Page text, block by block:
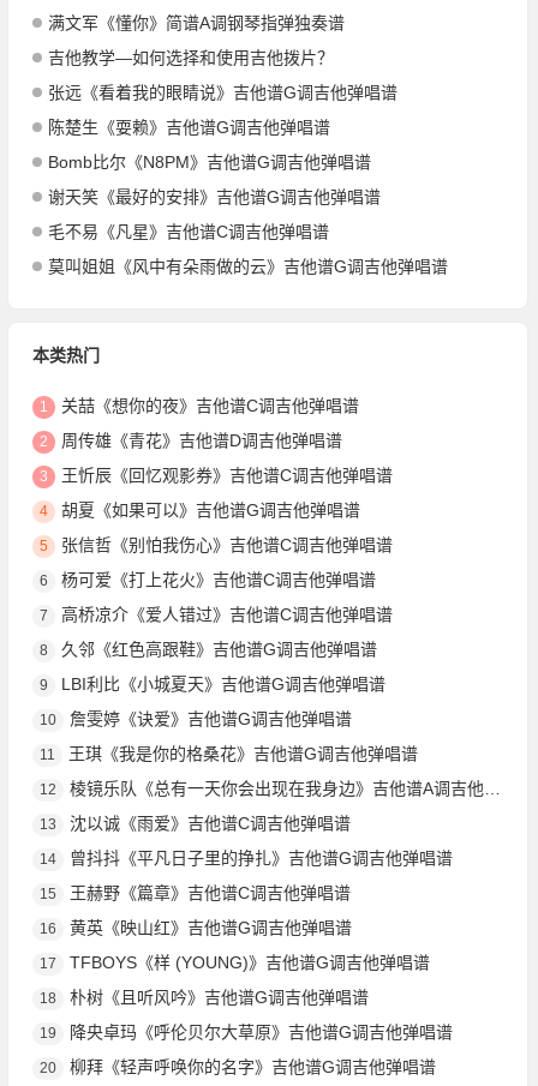
满文军《懂你》简谱A调钢琴指弹独奏谱
吉他教学—如何选择和使用吉他拨片？
张远《看着我的眼睛说》吉他谱G调吉他弹唱谱
陈楚生《耍赖》吉他谱G调吉他弹唱谱
Bomb比尔《N8PM》吉他谱G调吉他弹唱谱
谢天笑《最好的安排》吉他谱G调吉他弹唱谱
毛不易《凡星》吉他谱C调吉他弹唱谱
莫叫姐姐《风中有朵雨做的云》吉他谱G调吉他弹唱谱
本类热门
1 关喆《想你的夜》吉他谱C调吉他弹唱谱
2 周传雄《青花》吉他谱D调吉他弹唱谱
3 王忻辰《回忆观影券》吉他谱C调吉他弹唱谱
4 胡夏《如果可以》吉他谱G调吉他弹唱谱
5 张信哲《别怕我伤心》吉他谱C调吉他弹唱谱
6 杨可爱《打上花火》吉他谱C调吉他弹唱谱
7 高桥凉介《爱人错过》吉他谱C调吉他弹唱谱
8 久邻《红色高跟鞋》吉他谱G调吉他弹唱谱
9 LBI利比《小城夏天》吉他谱G调吉他弹唱谱
10 詹雯婷《诀爱》吉他谱G调吉他弹唱谱
11 王琪《我是你的格桑花》吉他谱G调吉他弹唱谱
12 棱镜乐队《总有一天你会出现在我身边》吉他谱A调吉他弹唱谱
13 沈以诚《雨爱》吉他谱C调吉他弹唱谱
14 曾抖抖《平凡日子里的挣扎》吉他谱G调吉他弹唱谱
15 王赫野《篇章》吉他谱C调吉他弹唱谱
16 黄英《映山红》吉他谱G调吉他弹唱谱
17 TFBOYS《样 (YOUNG)》吉他谱G调吉他弹唱谱
18 朴树《且听风吟》吉他谱G调吉他弹唱谱
19 降央卓玛《呼伦贝尔大草原》吉他谱G调吉他弹唱谱
20 柳拜《轻声呼唤你的名字》吉他谱G调吉他弹唱谱